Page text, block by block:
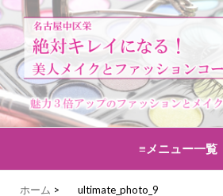
≡メニュー一覧
ホーム > ultimate_photo_9